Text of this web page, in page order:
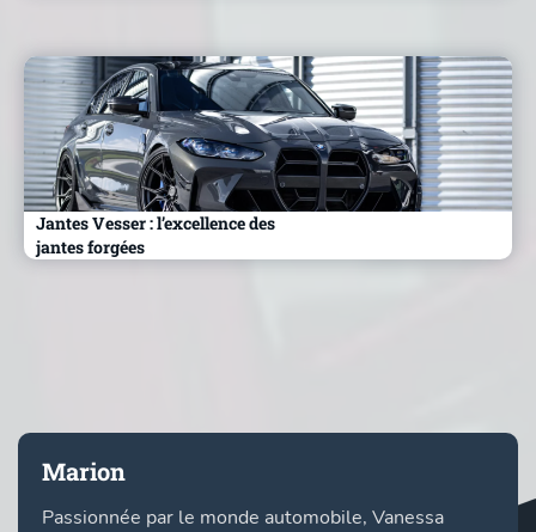
Jantes Vesser : l’excellence des
jantes forgées
Marion
Passionnée par le monde automobile, Vanessa